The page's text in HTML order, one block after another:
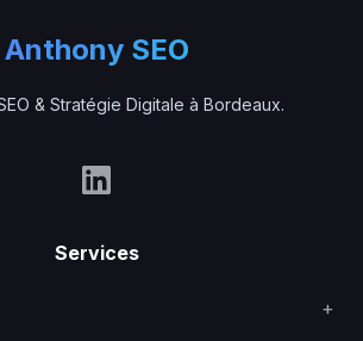
Anthony SEO
& Stratégie Digitale à Bordeaux.
Services